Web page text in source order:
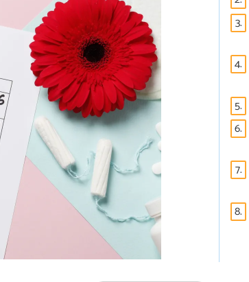
3.
4.
5.
6.
7.
8.